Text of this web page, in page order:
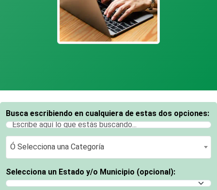
Busca escribiendo en cualquiera de estas dos opciones:
Ó Selecciona una Categoría
Ó Selecciona una Categoría
Selecciona un Estado y/o Municipio (opcional):
Selecciona un Estado